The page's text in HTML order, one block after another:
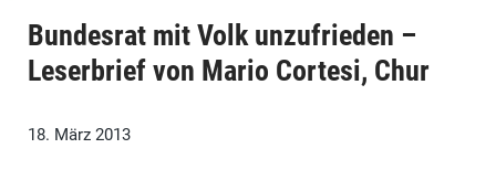
Bundesrat mit Volk unzufrieden –
Leserbrief von Mario Cortesi, Chur
18. März 2013